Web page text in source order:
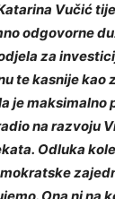
Vučić
odgovorne
za
te kasnije kao
je maksimalno
na razvoju
Odluka